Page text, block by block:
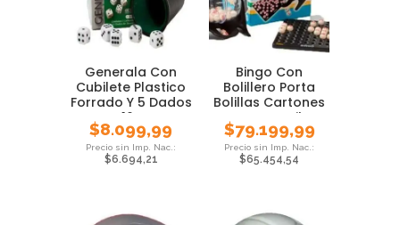
Generala Con
Cubilete Plastico
Forrado Y 5 Dados
De 16 Mm
$8.099,99
$6.694,21
Bingo Con
Bolillero Porta
Bolillas Cartones
Juego Familar
$79.199,99
$65.454,54